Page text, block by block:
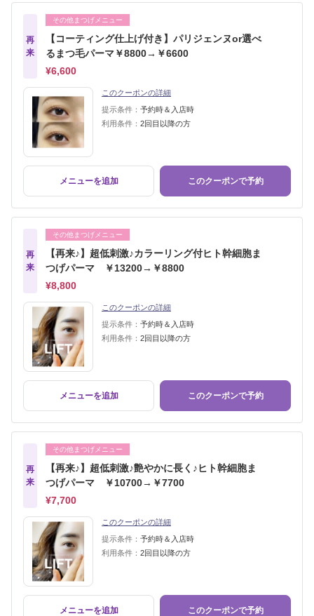
再
来
その他まつげメニュー
【コーティング仕上げ付き】パリジェンヌor選べ
るまつ毛パーマ￥8800→￥6600
¥6,600
このクーポンの詳細
提示条件： 予約時＆入店時
利用条件： 2回目以降の方
メニューを追加 このクーポンで予約
再
来
その他まつげメニュー
【再来♪】超低刺激♪カラーリング付ヒト幹細胞ま
つげパーマ ￥13200→￥8800
¥8,800
このクーポンの詳細
提示条件： 予約時＆入店時
利用条件： 2回目以降の方
メニューを追加 このクーポンで予約
再
来
その他まつげメニュー
【再来♪】超低刺激♪艶やかに長く♪ヒト幹細胞ま
つげパーマ ￥10700→￥7700
¥7,700
このクーポンの詳細
提示条件： 予約時＆入店時
利用条件： 2回目以降の方
メニューを追加 このクーポンで予約